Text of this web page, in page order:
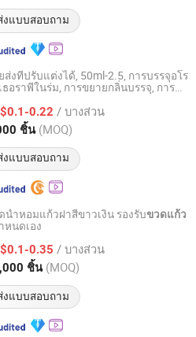
งแบบสอบถาม
ส่งที่ปรับแต่งได้, 50ml-2.5, การบรรจุอโร
ธอราพีในร่ม, การขยายกลิ่นบรรจุ, การ
0.22 / บางส่วน
ชิ้น (MOQ)
งแบบสอบถาม
Co., Ltd.
อัตราจาก 2026
น้ำหอมแก้วฝาสีขาวเงิน รองรับขวดแก้ว
หนดเอง
0.35 / บางส่วน
ชิ้น (MOQ)
งแบบสอบถาม
Co., Ltd.
อัตราจาก 2024